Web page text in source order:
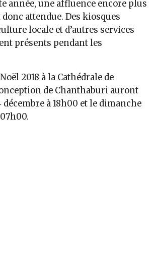
année, une affluence encore plus
attendue. Des kiosques
locale et d’autres services
présents pendant les
2018 à la Cathédrale de
de Chanthaburi auront
à 18h00 et le dimanche